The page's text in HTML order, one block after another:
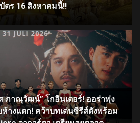
ร 16 สิงหาคมนี้!!
ภาณุวัฒน์” โกอินเตอร์! ออร่าพุ่ง
างแตก! คว้าบทเด่นซีรีส์ดังพร้อม